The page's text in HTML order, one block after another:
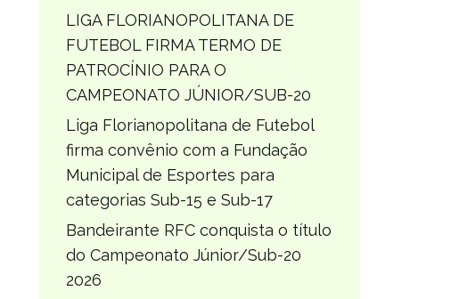
LIGA FLORIANOPOLITANA DE
FUTEBOL FIRMA TERMO DE
PATROCÍNIO PARA O
CAMPEONATO JÚNIOR/SUB-20
Liga Florianopolitana de Futebol
firma convênio com a Fundação
Municipal de Esportes para
categorias Sub-15 e Sub-17
Bandeirante RFC conquista o título
do Campeonato Júnior/Sub-20
2026